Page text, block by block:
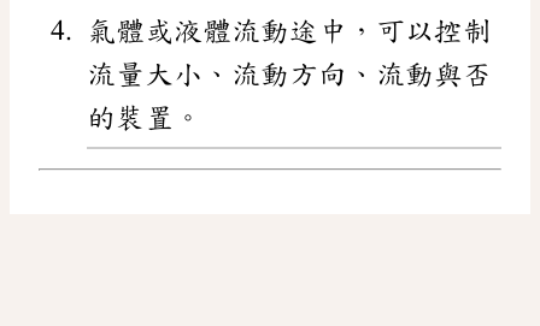
氣體或液體流動途中，可以控制
流量大小、流動方向、流動與否
的裝置。